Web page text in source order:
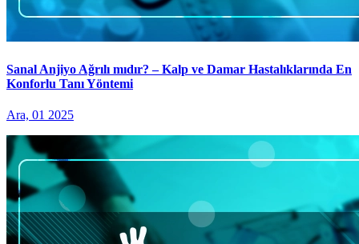
Sanal Anjiyo Ağrılı mıdır? – Kalp ve Damar Hastalıklarında En
Konforlu Tanı Yöntemi
Ara, 01 2025